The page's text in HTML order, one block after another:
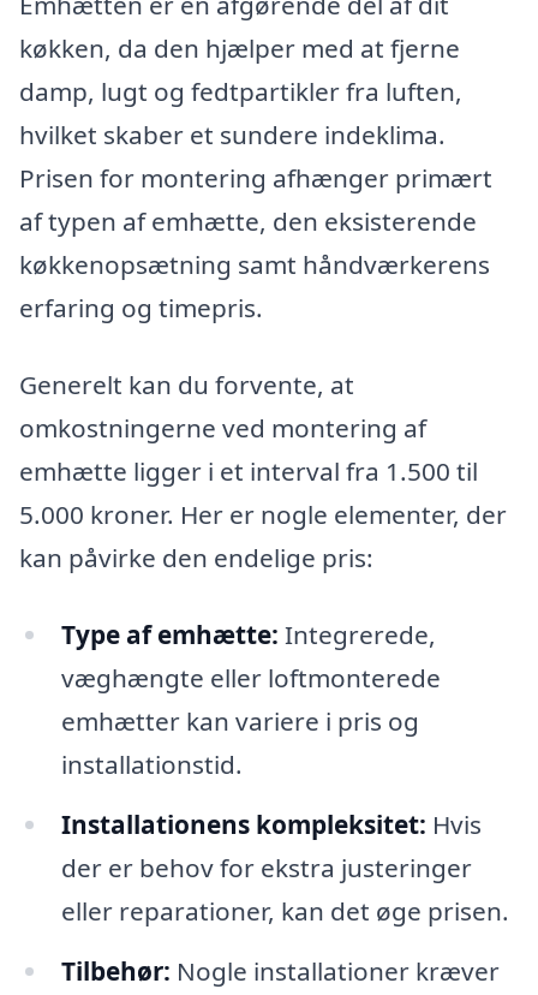
køkken, da den hjælper med at fjerne
damp, lugt og fedtpartikler fra luften,
hvilket skaber et sundere indeklima.
Prisen for montering afhænger primært
af typen af emhætte, den eksisterende
køkkenopsætning samt håndværkerens
erfaring og timepris.
Generelt kan du forvente, at
omkostningerne ved montering af
emhætte ligger i et interval fra 1.500 til
5.000 kroner. Her er nogle elementer, der
kan påvirke den endelige pris:
Type af emhætte: Integrerede,
væghængte eller loftmonterede
emhætter kan variere i pris og
installationstid.
Installationens kompleksitet: Hvis
der er behov for ekstra justeringer
eller reparationer, kan det øge prisen.
Tilbehør: Nogle installationer kræver